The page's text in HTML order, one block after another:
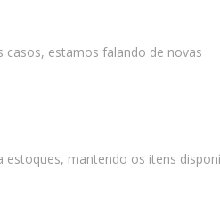
estamos falando de novas
mantendo os itens